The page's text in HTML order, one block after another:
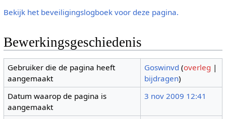
Bekijk het beveiligingslogboek voor deze pagina.
Bewerkingsgeschiedenis
Gebruiker die de pagina heeft
aangemaakt
Goswinvd (overleg |
bijdragen)
Datum waarop de pagina is
aangemaakt
3 nov 2009 12:41